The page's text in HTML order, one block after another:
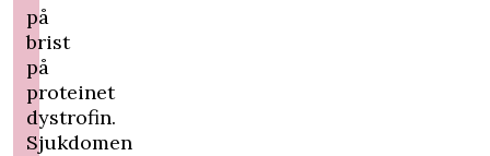
på
brist
på
proteinet
dystrofin.
Sjukdomen